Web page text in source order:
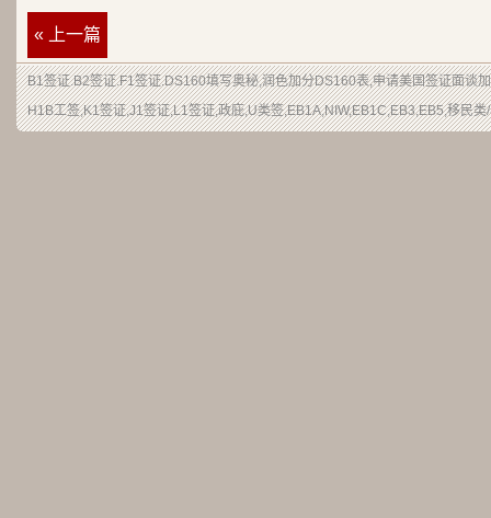
« 上一篇
B1签证.B2签证.F1签证.DS160填写奥秘,润色加分DS160表,申请美国签证面谈
H1B工签,K1签证,J1签证,L1签证,政庇,U类签,EB1A,NIW,EB1C,EB3,EB5,移民